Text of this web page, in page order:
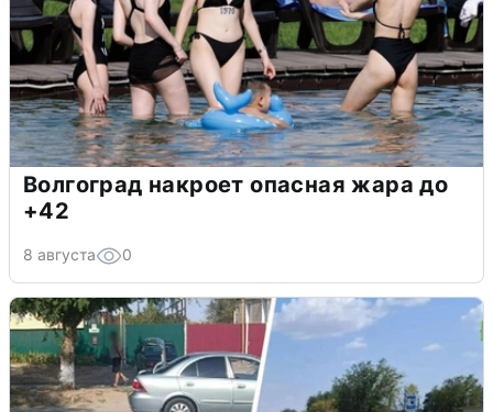
Волгоград накроет опасная жара до
+42
8 августа 0